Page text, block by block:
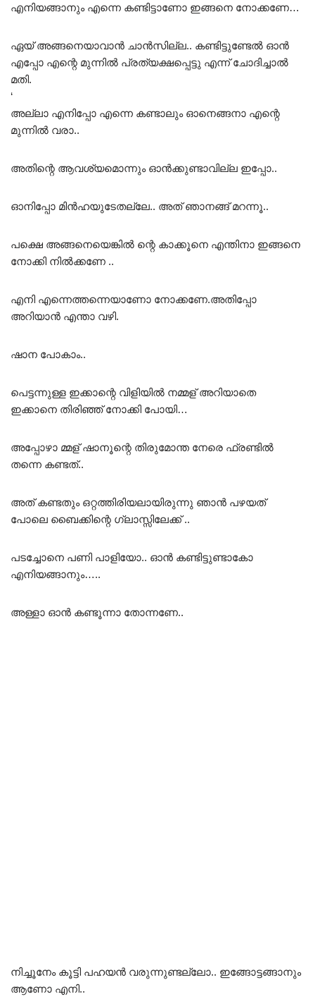
എനിയങ്ങാനും എന്നെ കണ്ടിട്ടാണോ ഇങ്ങനെ നോക്കണേ…
ഏയ് അങ്ങനെയാവാൻ ചാൻസില്ല.. കണ്ടിട്ടുണ്ടേൽ ഓൻ
എപ്പോ എന്റെ മുന്നിൽ പ്രത്യക്ഷപ്പെട്ടു എന്ന് ചോദിച്ചാൽ
മതി.
‘
അല്ലാ എനിപ്പോ എന്നെ കണ്ടാലും ഓനെങ്ങനാ എന്റെ
മുന്നിൽ വരാ..
അതിന്റെ ആവശ്യമൊന്നും ഓൻക്കുണ്ടാവില്ല ഇപ്പോ..
ഓനിപ്പോ മിൻഹയുടേതല്ലേ.. അത് ഞാനങ്ങ് മറന്നൂ..
പക്ഷെ അങ്ങനെയെങ്കിൽ ന്റെ കാക്കൂനെ എന്തിനാ ഇങ്ങനെ
നോക്കി നിൽക്കണേ ..
എനി എന്നെത്തന്നെയാണോ നോക്കണേ.അതിപ്പോ
അറിയാൻ എന്താ വഴി.
ഷാന പോകാം..
പെട്ടന്നുള്ള ഇക്കാന്റെ വിളിയിൽ നമ്മള് അറിയാതെ
ഇക്കാനെ തിരിഞ്ഞ് നോക്കി പോയി…
അപ്പോഴാ മ്മള് ഷാനൂന്റെ തിരുമോന്ത നേരെ ഫ്രണ്ടിൽ
തന്നെ കണ്ടത്..
അത് കണ്ടതും ഒറ്റത്തിരിയലായിരുന്നു ഞാൻ പഴയത്
പോലെ ബൈക്കിന്റെ ഗ്ലാസ്സിലേക്ക് ..
പടച്ചോനെ പണി പാളിയോ.. ഓൻ കണ്ടിട്ടുണ്ടാകോ
എനിയങ്ങാനും…..
അള്ളാ ഓൻ കണ്ടൂന്നാ തോന്നണേ..
നിച്ചൂനേം കൂട്ടി പഹയൻ വരുന്നുണ്ടല്ലോ.. ഇങ്ങോട്ടങ്ങാനും
ആണോ എനി..